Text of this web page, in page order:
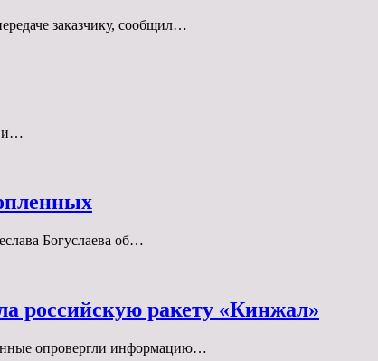
заказчику, сообщил…
и…
Богуслаева об…
российскую ракету «Кинжал»
опровергли информацию…